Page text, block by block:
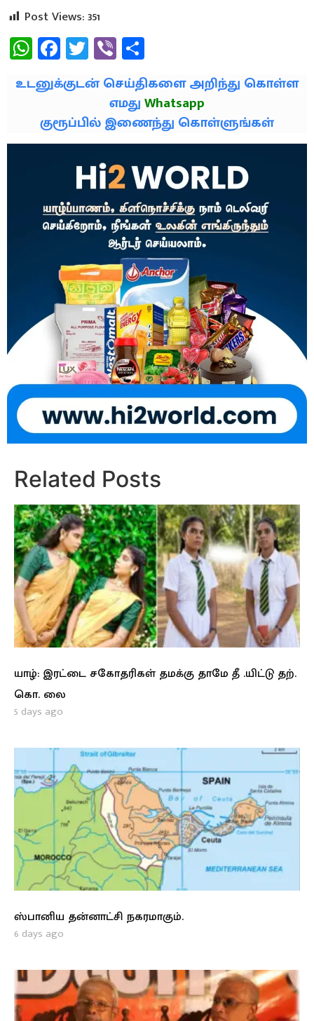
Post Views:351
WhatsApp
Facebook
Twitter
Viber
உடனுக்குடன் செய்திகளை அறிந்து கொள்ள
எமதுWhatsapp
குரூப்பில் இணைந்து கொள்ளுங்கள்
Related Posts
யாழ்: இரட்டை சகோதரிகள் தமக்கு தாமே தீ .யிட்டு தற்.
கொ. லை
5 days ago
ஸ்பானிய தன்னாட்சி நகரமாகும்.
6 days ago